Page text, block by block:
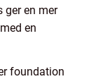
ger en mer
en
foundation